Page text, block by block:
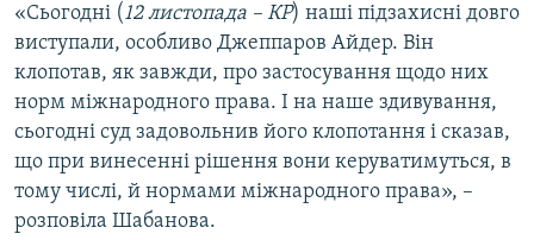
«Сьогодні (12 листопада – КР) наші підзахисні довго
виступали, особливо Джеппаров Айдер. Він
клопотав, як завжди, про застосування щодо них
норм міжнародного права. І на наше здивування,
сьогодні суд задовольнив його клопотання і сказав,
що при винесенні рішення вони керуватимуться, в
тому числі, й нормами міжнародного права», –
розповіла Шабанова.